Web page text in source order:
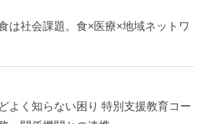
は社会課題。食×医療×地域ネットワ
よく知らない困り 特別支援教育コー